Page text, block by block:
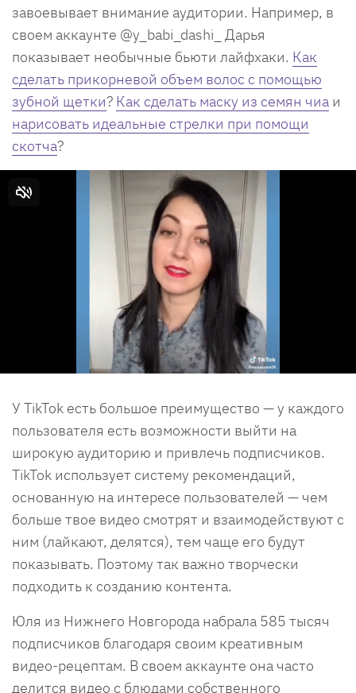
завоевывает внимание аудитории. Например, в
своем аккаунте @y_babi_dashi_ Дарья
показывает необычные бьюти лайфхаки. Как
сделать прикорневой объем волос с помощью
зубной щетки? Как сделать маску из семян чиа и
нарисовать идеальные стрелки при помощи
скотча?
У TikTok есть большое преимущество — у каждого
пользователя есть возможности выйти на
широкую аудиторию и привлечь подписчиков.
TikTok использует систему рекомендаций,
основанную на интересе пользователей — чем
больше твое видео смотрят и взаимодействуют с
ним (лайкают, делятся), тем чаще его будут
показывать. Поэтому так важно творчески
подходить к созданию контента.
Юля из Нижнего Новгорода набрала 585 тысяч
подписчиков благодаря своим креативным
видео-рецептам. В своем аккаунте она часто
делится видео с блюдами собственного